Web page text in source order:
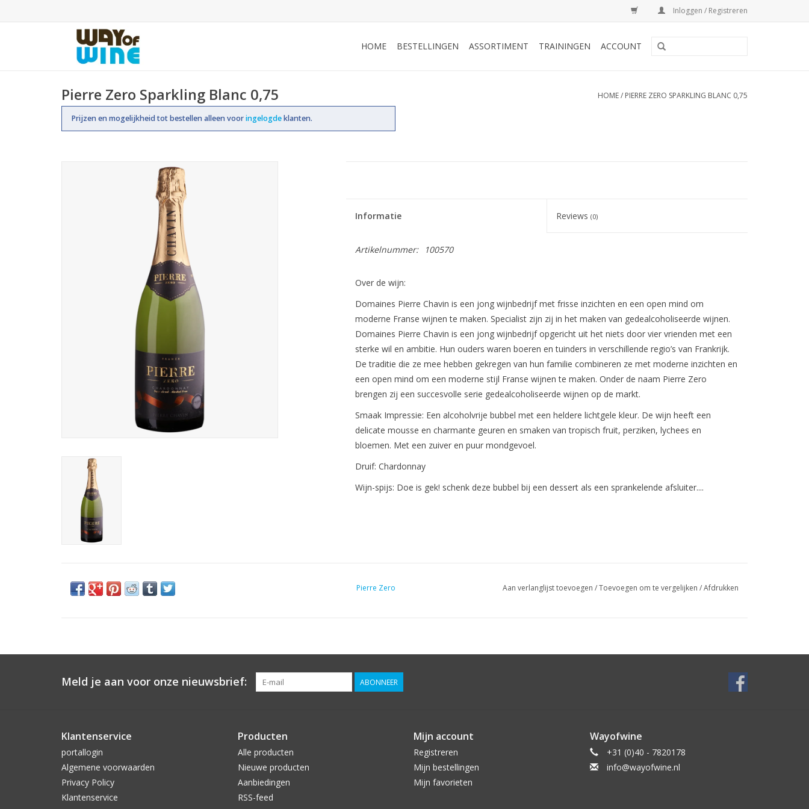
Inloggen / Registreren
HOME BESTELLINGEN ASSORTIMENT TRAININGEN ACCOUNT
Pierre Zero Sparkling Blanc 0,75
Prijzen en mogelijkheid tot bestellen alleen vooringelogdeklanten.
HOME/ PIERRE ZERO SPARKLING BLANC 0,75
Informatie Reviews(0)
Artikelnummer: 100570
Over de wijn:
Domaines Pierre Chavin is een jong wijnbedrijf met frisse inzichten en een open mind om
moderne Franse wijnen te maken. Specialist zijn zij in het maken van gedealcoholiseerde wijnen.
Domaines Pierre Chavin is een jong wijnbedrijf opgericht uit het niets door vier vrienden met een
sterke wil en ambitie. Hun ouders waren boeren en tuinders in verschillende regio’s van Frankrijk.
De traditie die ze mee hebben gekregen van hun familie combineren ze met moderne inzichten en
een open mind om een moderne stijl Franse wijnen te maken. Onder de naam Pierre Zero
brengen zij een succesvolle serie gedealcoholiseerde wijnen op de markt.
Smaak Impressie: Een alcoholvrije bubbel met een heldere lichtgele kleur. De wijn heeft een
delicate mousse en charmante geuren en smaken van tropisch fruit, perziken, lychees en
bloemen. Met een zuiver en puur mondgevoel.
Druif: Chardonnay
Wijn-spijs: Doe is gek! schenk deze bubbel bij een dessert als een sprankelende afsluiter....
Pierre Zero Aan verlanglijst toevoegen /Toevoegen om te vergelijken /Afdrukken
Meld je aan voor onze nieuwsbrief: ABONNEER
Klantenservice
portallogin
Algemene voorwaarden
Privacy Policy
Klantenservice
Producten
Alle producten
Nieuwe producten
Aanbiedingen
RSS-feed
Mijn account
Registreren
Mijn bestellingen
Mijn favorieten
Wayofwine
+31 (0)40 - 7820178
info@wayofwine.nl